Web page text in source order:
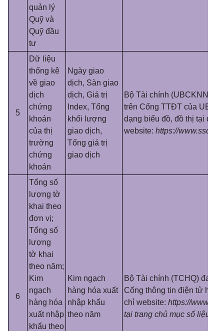
quản lý
Quỹ và
Quỹ đầu
tư
5
Dữ liệu
thống kê
về giao
dịch
chứng
khoán
của thị
trường
chứng
khoán
Ngày giao
dịch, Sàn giao
dịch, Giá trị
Index, Tổng
khối lượng
giao dịch,
Tổng giá trị
giao dịch
Bộ Tài chính (UBCKNN)
trên Cổng TTĐT của
dạng biểu đồ, đồ thị tại địa
website: https://
6
Tổng số
lượng tờ
khai theo
đơn vị;
Tổng số
lượng
tờ khai
theo năm;
Kim
ngạch
hàng hóa
xuất nhập
khẩu theo
Kim ngạch
hàng hóa xuất
nhập khẩu
theo năm
Bộ Tài chính (TCHQ) đang
Cổng thông tin điện tử hải
chỉ website: https://
tại trang chủ mục số liệu